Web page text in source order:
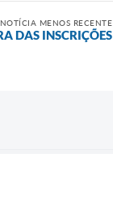
NOTÍCIA MENOS RECENTE
DAS INSCRIÇÕES